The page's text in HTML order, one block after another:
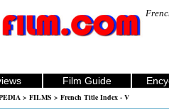
Film Guide
> FILMS > French Title Index - V